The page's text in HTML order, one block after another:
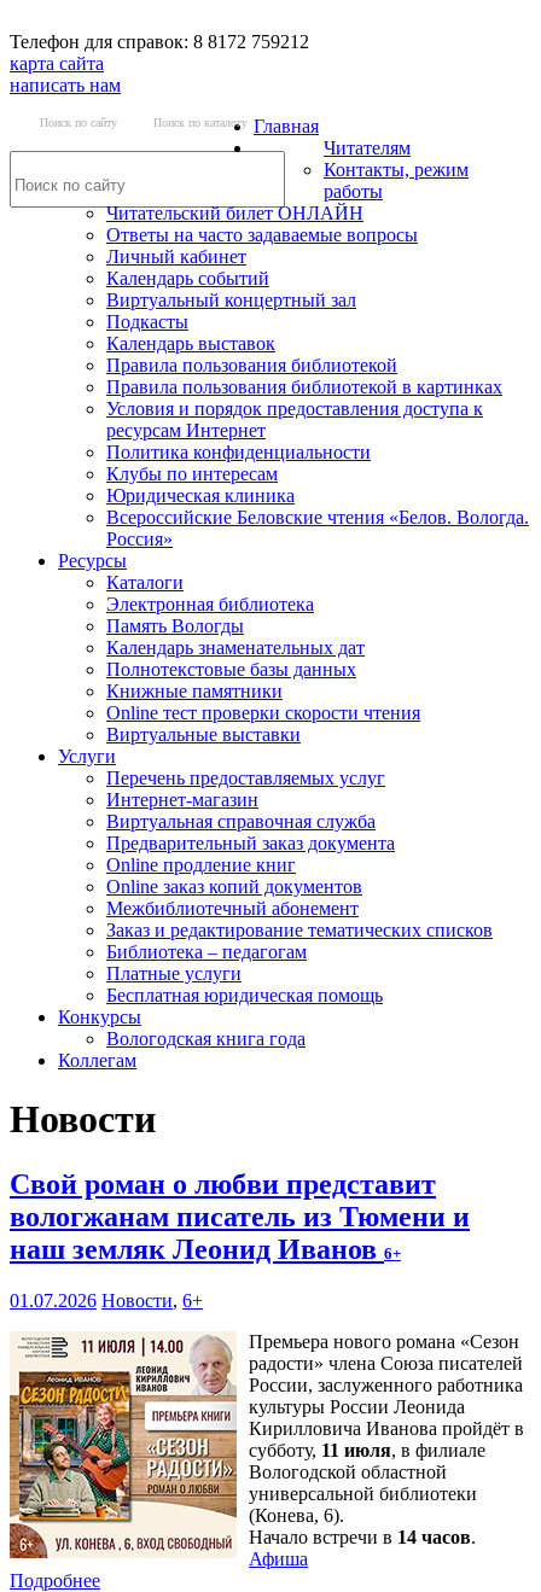
Телефон для справок: 8 8172 759212
карта сайта
написать нам
Поиск по сайту Поиск по каталогу Главная
Читателям
Контакты, режим
работы
Читательский билет ОНЛАЙН
Ответы на часто задаваемые вопросы
Личный кабинет
Календарь событий
Виртуальный концертный зал
Подкасты
Календарь выставок
Правила пользования библиотекой
Правила пользования библиотекой в картинках
Условия и порядок предоставления доступа к
ресурсам Интернет
Политика конфиденциальности
Клубы по интересам
Юридическая клиника
Всероссийские Беловские чтения «Белов. Вологда.
Россия»
Ресурсы
Каталоги
Электронная библиотека
Память Вологды
Календарь знаменательных дат
Полнотекстовые базы данных
Книжные памятники
Online тест проверки скорости чтения
Виртуальные выставки
Услуги
Перечень предоставляемых услуг
Интернет-магазин
Виртуальная справочная служба
Предварительный заказ документа
Online продление книг
Online заказ копий документов
Межбиблиотечный абонемент
Заказ и редактирование тематических списков
Библиотека – педагогам
Платные услуги
Бесплатная юридическая помощь
Конкурсы
Вологодская книга года
Коллегам
Новости
Свой роман о любви представит
вологжанам писатель из Тюмени и
наш земляк Леонид Иванов 6+
01.07.2026 Новости, 6+
Премьера нового романа «Сезон
радости» члена Союза писателей
России, заслуженного работника
культуры России Леонида
Кирилловича Иванова пройдёт в
субботу, 11 июля, в филиале
Вологодской областной
универсальной библиотеки
(Конева, 6).
Начало встречи в 14 часов.
Афиша
Подробнее